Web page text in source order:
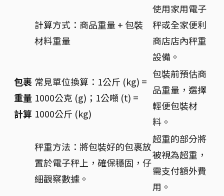
包裹
重量
計算
計算方式：商品重量 + 包裝
材料重量
使用家用電子
秤或全家便利
商店店內秤重
設備。
常見單位換算：1公斤 (kg) =
1000公克 (g)；1公噸 (t) =
1000公斤 (kg)
包裝前預估商
品重量，選擇
輕便包裝材
料。
秤重方法：將包裝好的包裹放
置於電子秤上，確保穩固，仔
細觀察數據。
超重的部分將
被視為超重，
需支付額外費
用。